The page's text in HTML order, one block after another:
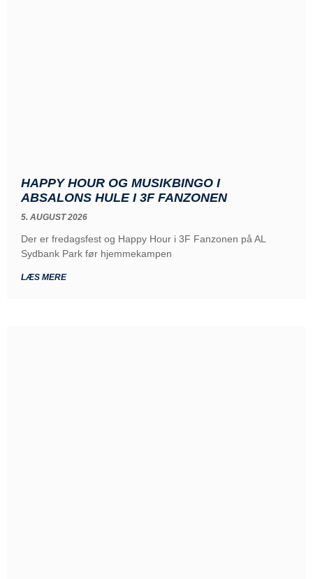
HAPPY HOUR OG MUSIKBINGO I
ABSALONS HULE I 3F FANZONEN
5. AUGUST 2026
Der er fredagsfest og Happy Hour i 3F Fanzonen på AL
Sydbank Park før hjemmekampen
LÆS MERE